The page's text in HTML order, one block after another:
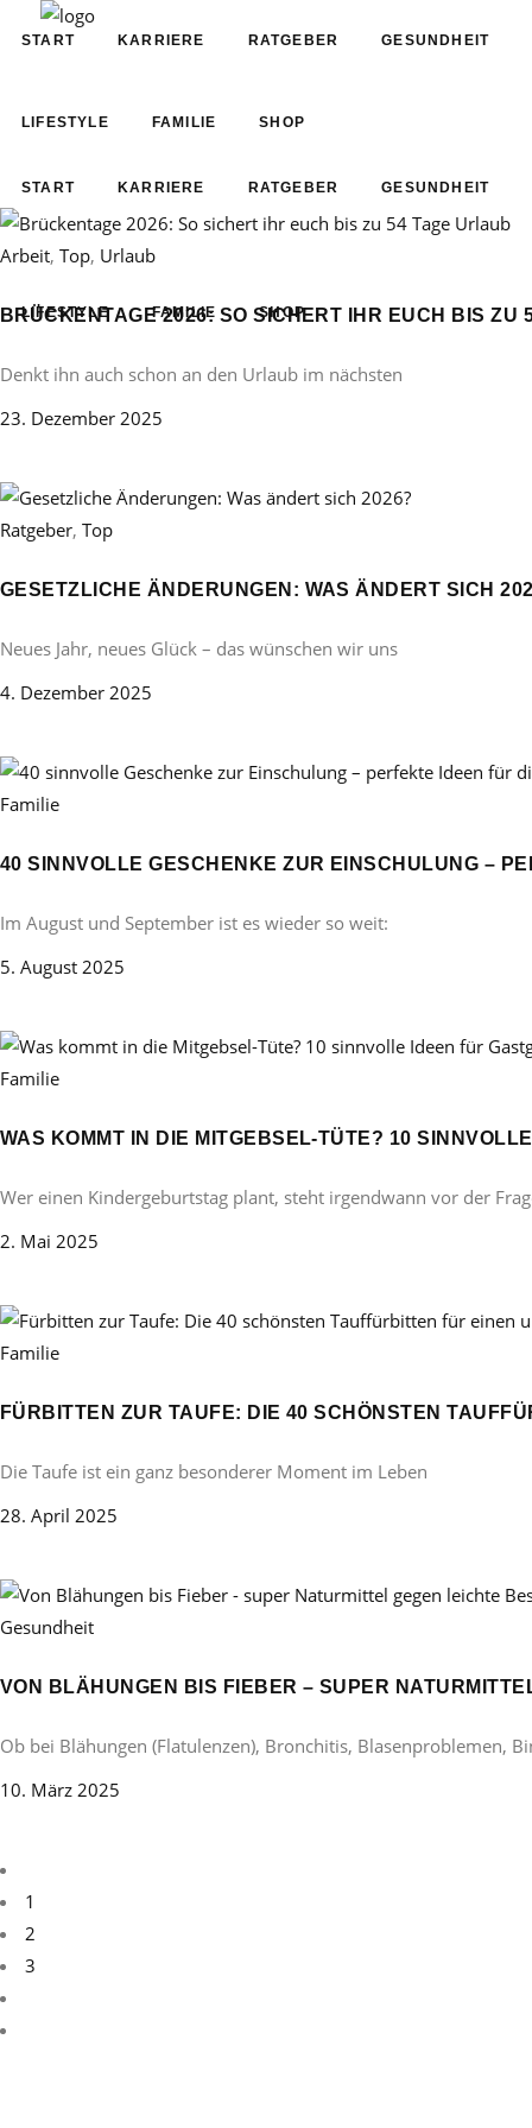
START KARRIERE RATGEBER GESUNDHEIT
LIFESTYLE FAMILIE SHOP
START KARRIERE RATGEBER GESUNDHEIT
LIFESTYLE FAMILIE SHOP
Arbeit, Top, Urlaub
BRÜCKENTAGE 2026: SO SICHERT IHR EUCH BIS ZU
Denkt ihn auch schon an den Urlaub im nächsten
23. Dezember 2025
Ratgeber, Top
GESETZLICHE ÄNDERUNGEN: WAS ÄNDERT SICH
Neues Jahr, neues Glück – das wünschen wir uns
4. Dezember 2025
Familie
40 SINNVOLLE GESCHENKE ZUR EINSCHULUNG –
Im August und September ist es wieder so weit:
5. August 2025
Familie
WAS KOMMT IN DIE MITGEBSEL-TÜTE? 10
Wer einen Kindergeburtstag plant, steht irgendwann vor der
2. Mai 2025
Familie
FÜRBITTEN ZUR TAUFE: DIE 40 SCHÖNSTEN
Die Taufe ist ein ganz besonderer Moment im Leben
28. April 2025
Gesundheit
VON BLÄHUNGEN BIS FIEBER – SUPER
Ob bei Blähungen (Flatulenzen), Bronchitis, Blasenproblemen,
10. März 2025
1
2
3